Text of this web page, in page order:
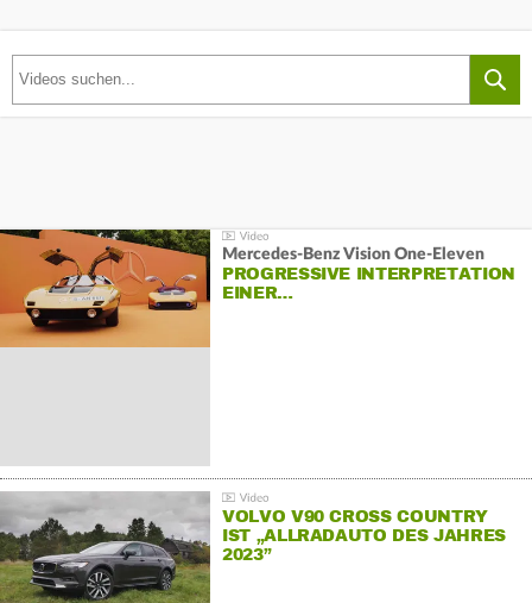
Mercedes-Benz Vision One-Eleven
PROGRESSIVE INTERPRETATION
EINER…
VOLVO V90 CROSS COUNTRY
IST „ALLRADAUTO DES JAHRES
2023”